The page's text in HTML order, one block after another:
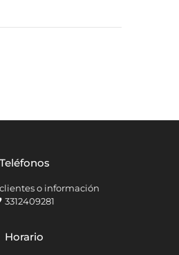
Teléfonos
o información
3312409281
Horario